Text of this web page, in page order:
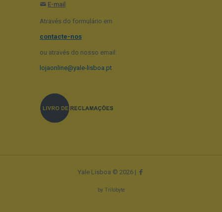
E-mail
Através do formulário em
contacte-nos
ou através do nosso email:
lojaonline@yale-lisboa.pt
Yale Lisboa © 2026 |
by Trilobyte